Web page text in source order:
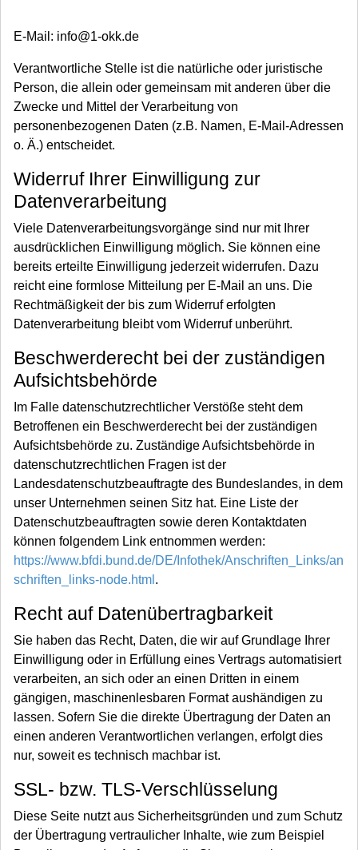
E-Mail: info@1-okk.de
Verantwortliche Stelle ist die natürliche oder juristische
Person, die allein oder gemeinsam mit anderen über die
Zwecke und Mittel der Verarbeitung von
personenbezogenen Daten (z.B. Namen, E-Mail-Adressen
o. Ä.) entscheidet.
Widerruf Ihrer Einwilligung zur
Datenverarbeitung
Viele Datenverarbeitungsvorgänge sind nur mit Ihrer
ausdrücklichen Einwilligung möglich. Sie können eine
bereits erteilte Einwilligung jederzeit widerrufen. Dazu
reicht eine formlose Mitteilung per E-Mail an uns. Die
Rechtmäßigkeit der bis zum Widerruf erfolgten
Datenverarbeitung bleibt vom Widerruf unberührt.
Beschwerderecht bei der zuständigen
Aufsichtsbehörde
Im Falle datenschutzrechtlicher Verstöße steht dem
Betroffenen ein Beschwerderecht bei der zuständigen
Aufsichtsbehörde zu. Zuständige Aufsichtsbehörde in
datenschutzrechtlichen Fragen ist der
Landesdatenschutzbeauftragte des Bundeslandes, in dem
unser Unternehmen seinen Sitz hat. Eine Liste der
Datenschutzbeauftragten sowie deren Kontaktdaten
können folgendem Link entnommen werden:
https://www.bfdi.bund.de/DE/Infothek/Anschriften_Links/an
schriften_links-node.html .
Recht auf Datenübertragbarkeit
Sie haben das Recht, Daten, die wir auf Grundlage Ihrer
Einwilligung oder in Erfüllung eines Vertrags automatisiert
verarbeiten, an sich oder an einen Dritten in einem
gängigen, maschinenlesbaren Format aushändigen zu
lassen. Sofern Sie die direkte Übertragung der Daten an
einen anderen Verantwortlichen verlangen, erfolgt dies
nur, soweit es technisch machbar ist.
SSL- bzw. TLS-Verschlüsselung
Diese Seite nutzt aus Sicherheitsgründen und zum Schutz
der Übertragung vertraulicher Inhalte, wie zum Beispiel